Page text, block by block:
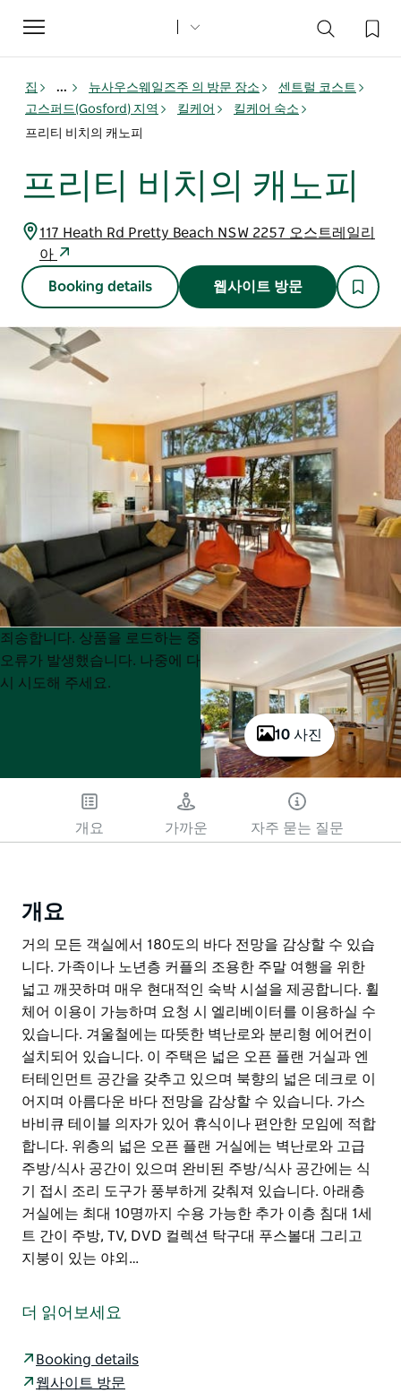
Toggle
navigation
집 ... 뉴사우스웨일즈주 의 방문 장소
센트럴 코스트
고스퍼드(Gosford) 지역
킬케어
킬케어 숙소
프리티 비치의 캐노피
프리티 비치의 캐노피
117 Heath Rd Pretty Beach NSW 2257 오스트레일리
아
Booking details 웹사이트 방문
10 사진
Product
List
Product
List
죄송합니다. 상품을 로드하는 중
오류가 발생했습니다. 나중에 다
시 시도해 주세요.
개요 가까운 자주 묻는 질문
개요
거의 모든 객실에서 180도의 바다 전망을 감상할 수 있습
니다. 가족이나 노년층 커플의 조용한 주말 여행을 위한
넓고 깨끗하며 매우 현대적인 숙박 시설을 제공합니다. 휠
체어 이용이 가능하며 요청 시 엘리베이터를 이용하실 수
있습니다. 겨울철에는 따뜻한 벽난로와 분리형 에어컨이
설치되어 있습니다. 이 주택은 넓은 오픈 플랜 거실과 엔
터테인먼트 공간을 갖추고 있으며 북향의 넓은 데크로 이
어지며 아름다운 바다 전망을 감상할 수 있습니다. 가스
바비큐 테이블 의자가 있어 휴식이나 편안한 모임에 적합
합니다. 위층의 넓은 오픈 플랜 거실에는 벽난로와 고급
주방/식사 공간이 있으며 완비된 주방/식사 공간에는 식
기 접시 조리 도구가 풍부하게 갖춰져 있습니다. 아래층
거실에는 최대 10명까지 수용 가능한 추가 이층 침대 1세
트 간이 주방, TV, DVD 컬렉션 탁구대 푸스볼대 그리고
지붕이 있는 야외…
니다. 가족이나 노년층 커플의 조용한 주말 여행을 위한
휠체어 이용이 가능하며 요청 시 엘리베이터를 이용하실
수 있습니다. 겨울철에는 따뜻한 벽난로와 분리형 에어컨
더 읽어보세요
Booking details
웹사이트 방문